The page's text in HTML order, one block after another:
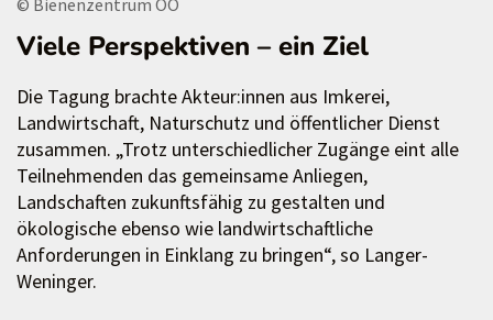
Viele Perspektiven – ein Ziel
Die Tagung brachte Akteur:innen aus Imkerei,
Landwirtschaft, Naturschutz und öffentlicher Dienst
zusammen. „Trotz unterschiedlicher Zugänge eint alle
Teilnehmenden das gemeinsame Anliegen,
Landschaften zukunftsfähig zu gestalten und
ökologische ebenso wie landwirtschaftliche
Anforderungen in Einklang zu bringen“, so Langer-
Weninger.